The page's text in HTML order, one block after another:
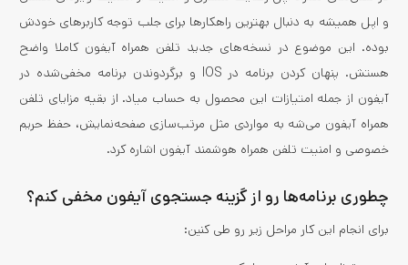
و اپل همیشه به دنبال بهترین راهکارها برای جلب توجه کاربرهای خودش
بوده. این موضوع در نسخه‌های جدید تلفن همراه آیفون کاملا واضح
هستش. پنهان کردن برنامه در IOS و برگردوندن برنامه مخفی‌شده در
آیفون از جمله امتیازات این محصول به حساب میاد. از بقیه مزایای تلفن
همراه آیفون می‌شه به مواردی مثل مرتب‌سازی صفحه‌نمایش، حفظ حریم
خصوصی و امنیت تلفن همراه هوشمند آیفون اشاره کرد.
چطوری برنامه‌ها رو از گزینه جستجوی آیفون مخفی کنم؟
برای انجام این کار مراحل زیر رو طی کنین: